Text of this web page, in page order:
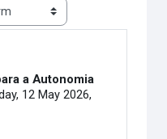
a Autonomia
12 May 2026,